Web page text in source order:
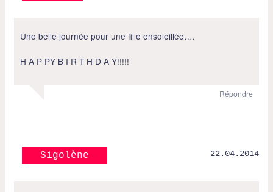
Une belle journée pour une fille ensoleillée….
H A P PY B I R T H D A Y!!!!!
Répondre
Sigolène 22.04.2014